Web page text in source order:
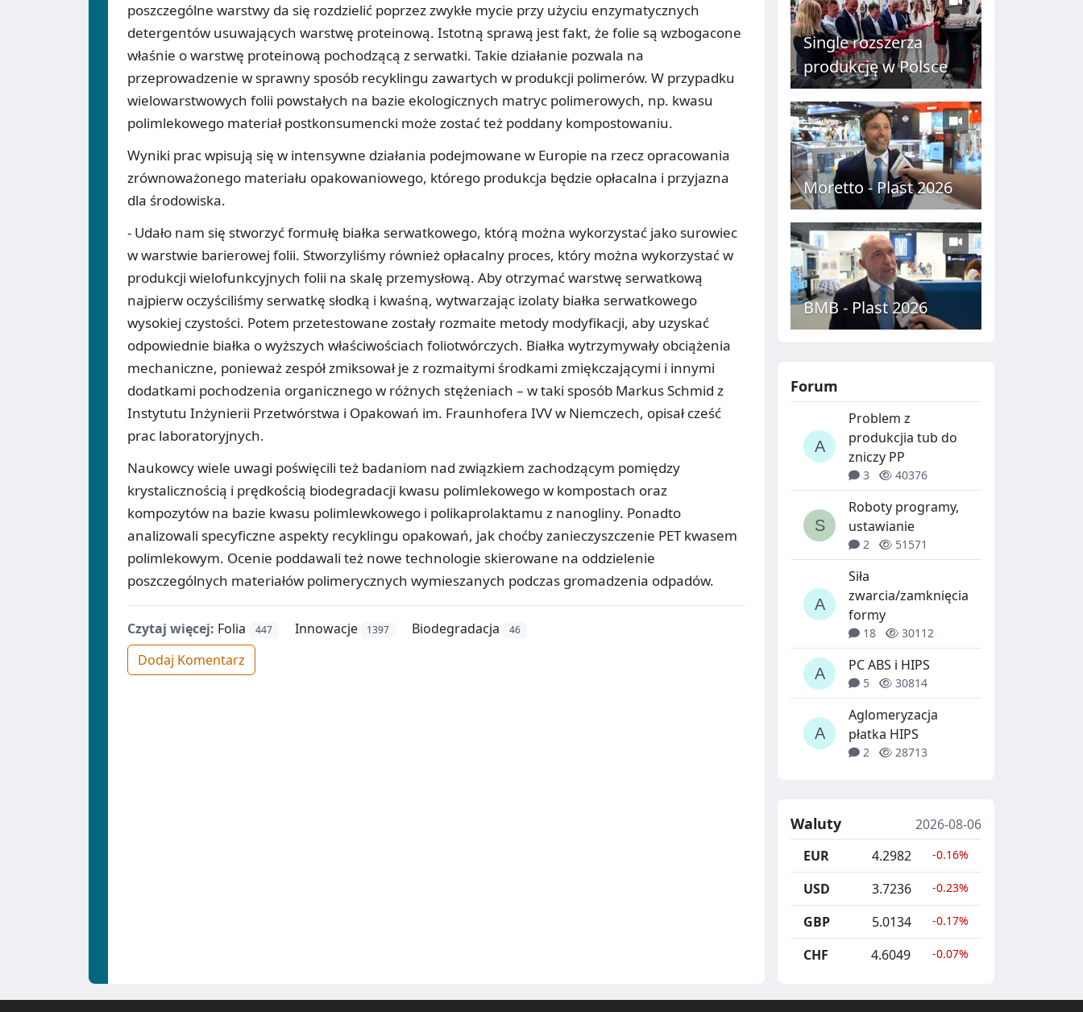
poszczególne warstwy da się rozdzielić poprzez zwykłe mycie przy użyciu enzymatycznych
detergentów usuwających warstwę proteinową. Istotną sprawą jest fakt, że folie są wzbogacone
właśnie o warstwę proteinową pochodzącą z serwatki. Takie działanie pozwala na
przeprowadzenie w sprawny sposób recyklingu zawartych w produkcji polimerów. W przypadku
wielowarstwowych folii powstałych na bazie ekologicznych matryc polimerowych, np. kwasu
polimlekowego materiał postkonsumencki może zostać też poddany kompostowaniu.
Wyniki prac wpisują się w intensywne działania podejmowane w Europie na rzecz opracowania
zrównoważonego materiału opakowaniowego, którego produkcja będzie opłacalna i przyjazna
dla środowiska.
- Udało nam się stworzyć formułę białka serwatkowego, którą można wykorzystać jako surowiec
w warstwie barierowej folii. Stworzyliśmy również opłacalny proces, który można wykorzystać w
produkcji wielofunkcyjnych folii na skalę przemysłową. Aby otrzymać warstwę serwatkową
najpierw oczyściliśmy serwatkę słodką i kwaśną, wytwarzając izolaty białka serwatkowego
wysokiej czystości. Potem przetestowane zostały rozmaite metody modyfikacji, aby uzyskać
odpowiednie białka o wyższych właściwościach foliotwórczych. Białka wytrzymywały obciążenia
mechaniczne, ponieważ zespół zmiksował je z rozmaitymi środkami zmiękczającymi i innymi
dodatkami pochodzenia organicznego w różnych stężeniach – w taki sposób Markus Schmid z
Instytutu Inżynierii Przetwórstwa i Opakowań im. Fraunhofera IVV w Niemczech, opisał cześć
prac laboratoryjnych.
Naukowcy wiele uwagi poświęcili też badaniom nad związkiem zachodzącym pomiędzy
krystalicznością i prędkością biodegradacji kwasu polimlekowego w kompostach oraz
kompozytów na bazie kwasu polimlewkowego i polikaprolaktamu z nanogliny. Ponadto
analizowali specyficzne aspekty recyklingu opakowań, jak choćby zanieczyszczenie PET kwasem
polimlekowym. Ocenie poddawali też nowe technologie skierowane na oddzielenie
poszczególnych materiałów polimerycznych wymieszanych podczas gromadzenia odpadów.
Czytaj więcej: Folia 447 Innowacje 1397 Biodegradacja 46
Dodaj Komentarz
Single rozszerza
produkcję w Polsce
Moretto - Plast 2026
BMB - Plast 2026
Forum
Problem z
produkcjia tub do
zniczy PP
3 40376
Roboty programy,
ustawianie
2 51571
Siła
zwarcia/zamknięcia
formy
18 30112
PC ABS i HIPS
5 30814
Aglomeryzacja
płatka HIPS
2 28713
Waluty
2026-08-06
EUR
4.2982 -0.16%
USD 3.7236 -0.23%
GBP 5.0134 -0.17%
CHF 4.6049 -0.07%